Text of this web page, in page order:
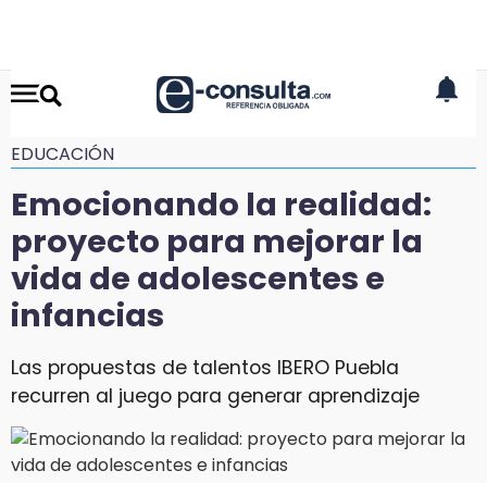
EDUCACIÓN
Emocionando la realidad:
proyecto para mejorar la
vida de adolescentes e
infancias
Las propuestas de talentos IBERO Puebla
recurren al juego para generar aprendizaje